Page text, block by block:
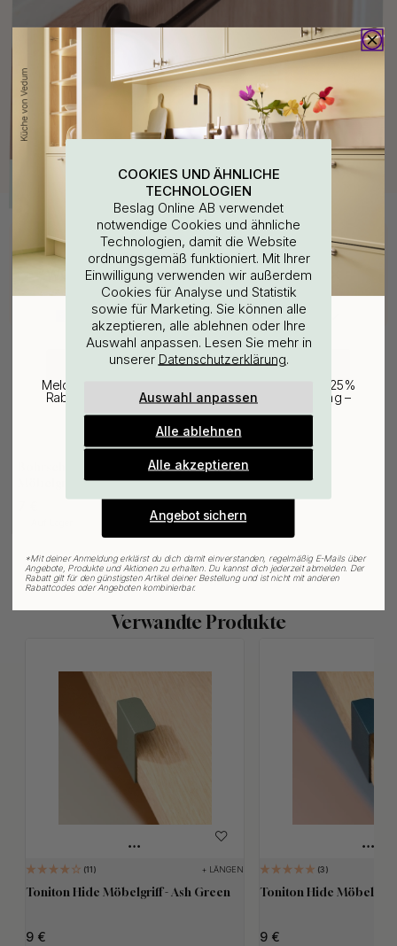
Kaufen Sie zusammen mit
127
Möbelgriffe & Möbelknöpfe
Verwandte Produkte
11 + LÄNGEN
Toniton Hide Möbelgriff - Ash Green
9
3
Toniton Hide
9
COOKIES UND ÄHNLICHE
TECHNOLOGIEN
Beslag Online AB verwendet
notwendige Cookies und ähnliche
Technologien, damit die Website
ordnungsgemäß funktioniert. Mit Ihrer
Einwilligung verwenden wir außerdem
Cookies für Analyse und Statistik
sowie für Marketing. Sie können alle
akzeptieren, alle ablehnen oder Ihre
Auswahl anpassen. Lesen Sie mehr in
unserer Datenschutzerklärung.
Auswahl anpassen
Alle ablehnen
Alle akzeptieren
WOULD YOU RATHER VISIT?
EU
CHANGE COUNTRY
25% Rabatt auf deinen
günstigsten Artikel
Melde dich für unseren Newsletter an und erhalte 25%
Rabatt auf den günstigsten Artikel deiner Bestellung –
plus Inspiration und exklusive Angebote.
Gültig bis zum 31. August
Angebot sichern
*Mit deiner Anmeldung erklärst du dich damit einverstanden, regelmäßig E-Mails über
Angebote, Produkte und Aktionen zu erhalten. Du kannst dich jederzeit abmelden. Der
Rabatt gilt für den günstigsten Artikel deiner Bestellung und ist nicht mit anderen
Rabattcodes oder Angeboten kombinierbar.